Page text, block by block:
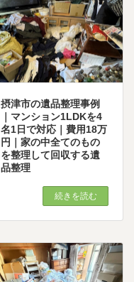
摂津市の遺品整理事例
｜マンション1LDKを4
名1日で対応｜費用18万
円｜家の中全てのもの
を整理して回収する遺
品整理
続きを読む